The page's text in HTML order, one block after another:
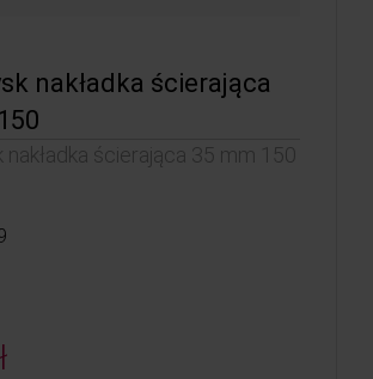
nakładka ścierająca
nakładka ścierająca 35 mm 150